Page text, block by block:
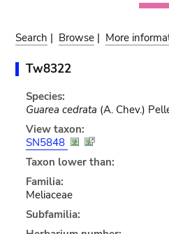
Search | Browse | More
Tw8322
Species:
Guarea cedrata (A. Chev.)
View taxon:
SN5848
Taxon lower than:
Familia:
Meliaceae
Subfamilia: